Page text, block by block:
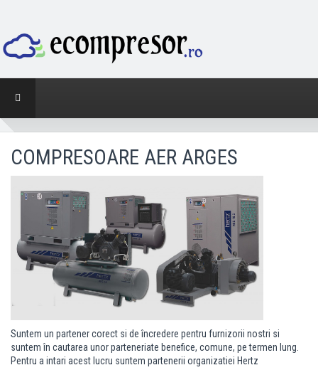
COMPRESOARE AER ARGES
Suntem un partener corect si de încredere pentru furnizorii nostri si
suntem în cautarea unor parteneriate benefice, comune, pe termen lung.
Pentru a intari acest lucru suntem partenerii organizatiei Hertz